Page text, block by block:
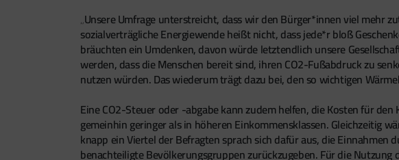
„Unsere Umfrage unterstreicht, dass wir den Bürger*innen viel mehr
sozialverträgliche Energiewende heißt nicht, dass jede*r bloß
bräuchten ein Umdenken, davon würde letztendlich unsere
werden, dass die Menschen bereit sind, ihren CO2-Fußabdruck zu
nutzen würden. Das wiederum trägt dazu bei, den so wichtigen
Eine CO2-Steuer oder -abgabe kann zudem helfen, die Kosten für
gemeinhin geringer als in höheren Einkommensklassen. Gleichzeitig
knapp ein Viertel der Befragten sprach sich dafür aus, die
benachteiligte Bevölkerungsgruppen zurückzugeben. Für die